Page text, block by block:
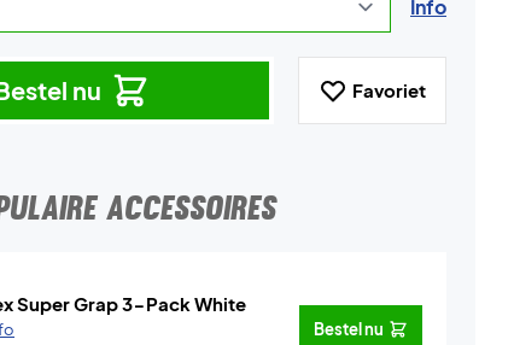
Info
nu Favoriet
ACCESSOIRES
Super Grap 3-Pack White
Bestel nu